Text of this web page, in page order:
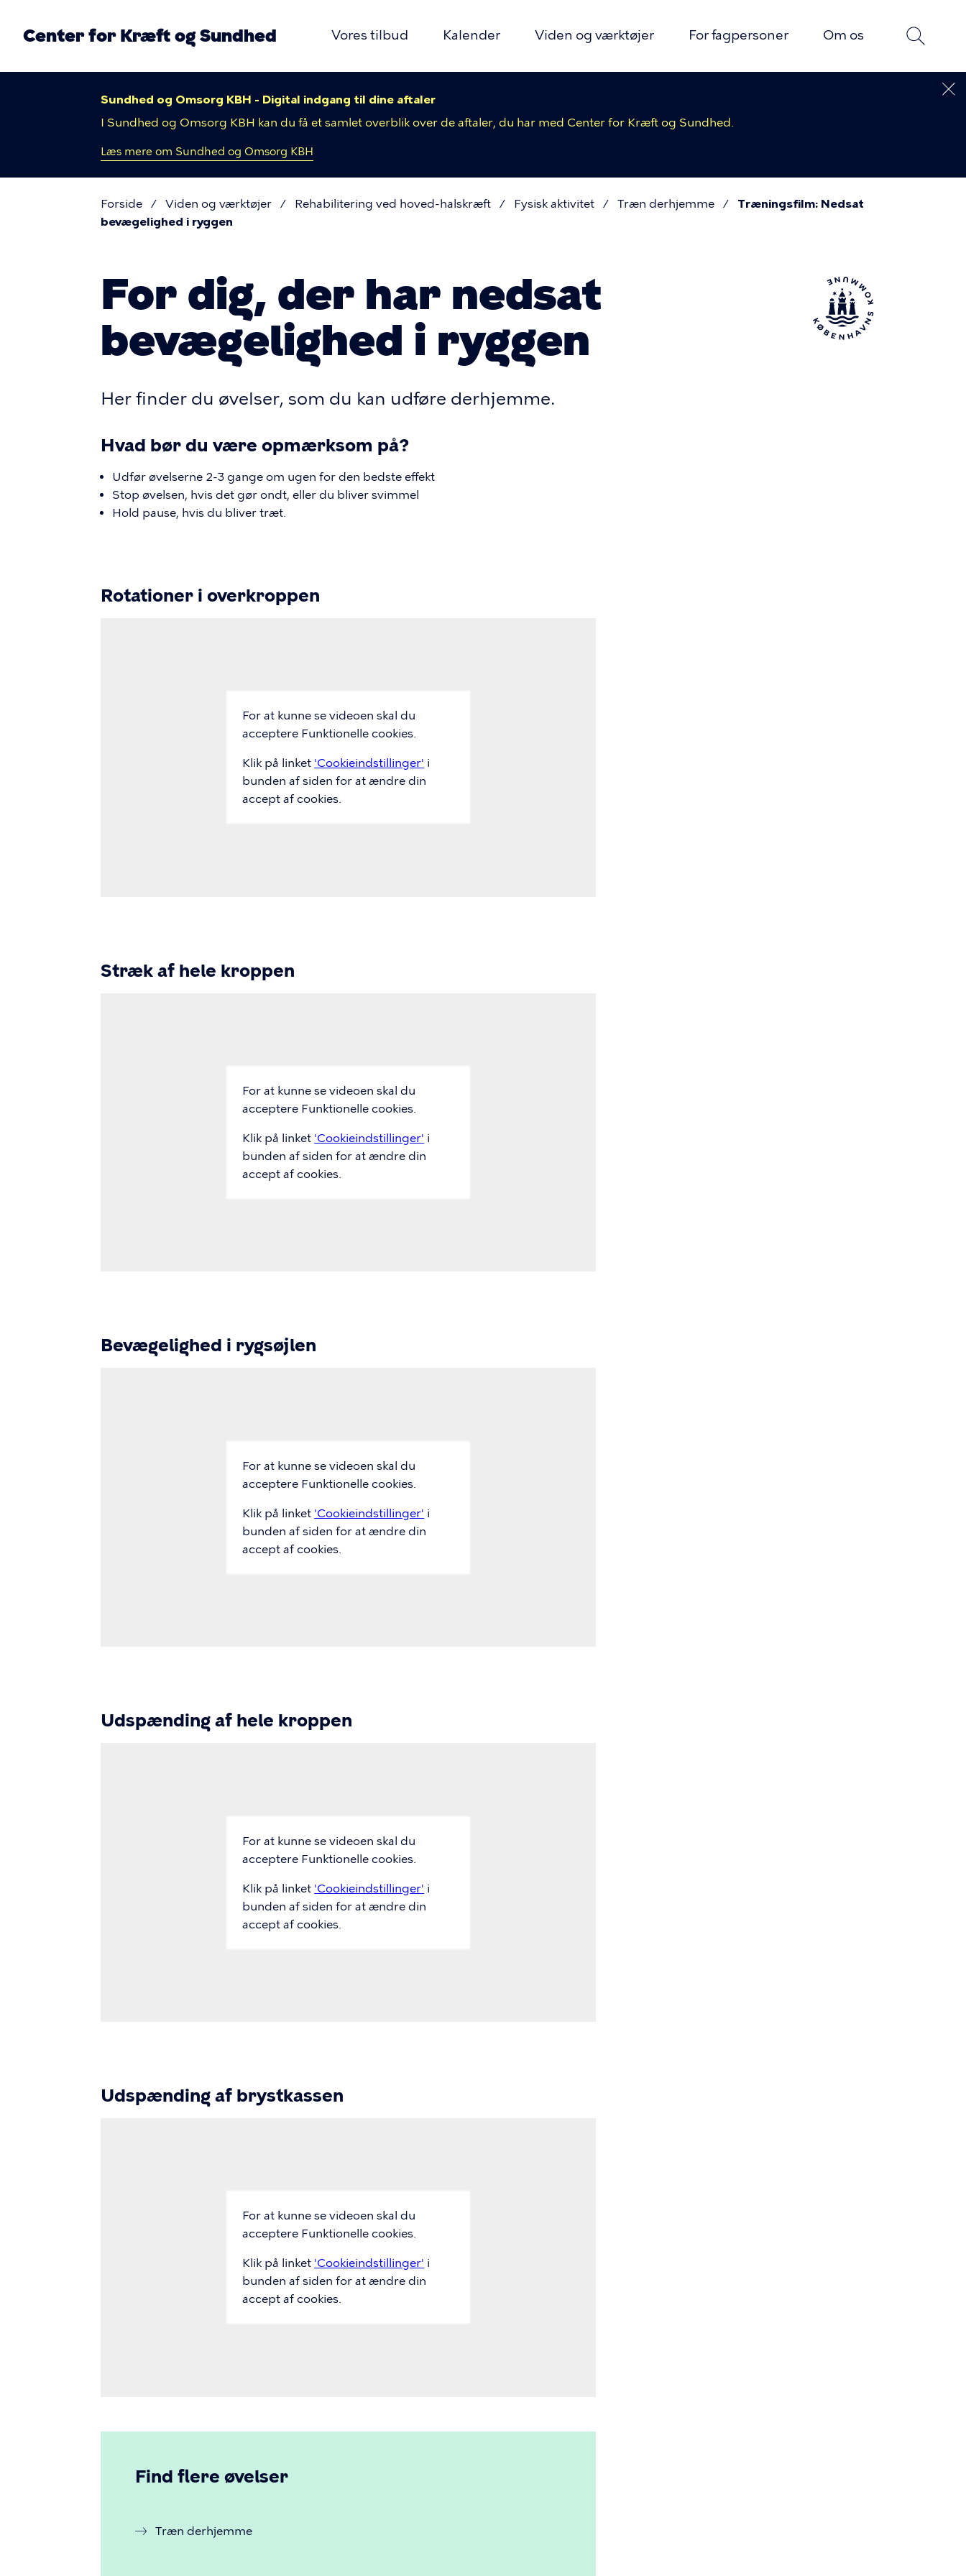
hovedindhold
Center for Kræft og Sundhed
Primær
navigation
Vores tilbud Kalender Viden og værktøjer For fagpersoner Om os
Sundhed og Omsorg KBH - Digital indgang til dine aftaler
I Sundhed og Omsorg KBH kan du få et samlet overblik over de aftaler, du har med Center for Kræft og Sundhed.
Læs mere om Sundhed og Omsorg KBH
Brødkrumme
Forside Viden og værktøjer Rehabilitering ved hoved-halskræft Fysisk aktivitet Træn derhjemme
Træningsfilm: Nedsat
bevægelighed i ryggen
For dig, der har nedsat
bevægelighed i ryggen
Her finder du øvelser, som du kan udføre derhjemme.
Hvad bør du være opmærksom på?
Udfør øvelserne 2-3 gange om ugen for den bedste effekt
Stop øvelsen, hvis det gør ondt, eller du bliver svimmel
Hold pause, hvis du bliver træt.
Rotationer i overkroppen
For at kunne se videoen skal du
acceptere Funktionelle cookies.
Klik på linket 'Cookieindstillinger' i
bunden af siden for at ændre din
accept af cookies.
Stræk af hele kroppen
For at kunne se videoen skal du
acceptere Funktionelle cookies.
Klik på linket 'Cookieindstillinger' i
bunden af siden for at ændre din
accept af cookies.
Bevægelighed i rygsøjlen
For at kunne se videoen skal du
acceptere Funktionelle cookies.
Klik på linket 'Cookieindstillinger' i
bunden af siden for at ændre din
accept af cookies.
Udspænding af hele kroppen
For at kunne se videoen skal du
acceptere Funktionelle cookies.
Klik på linket 'Cookieindstillinger' i
bunden af siden for at ændre din
accept af cookies.
Udspænding af brystkassen
For at kunne se videoen skal du
acceptere Funktionelle cookies.
Klik på linket 'Cookieindstillinger' i
bunden af siden for at ændre din
accept af cookies.
Find flere øvelser
Træn derhjemme